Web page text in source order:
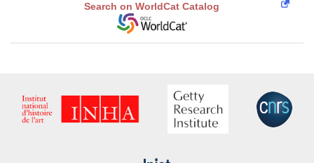
Search on WorldCat Catalog